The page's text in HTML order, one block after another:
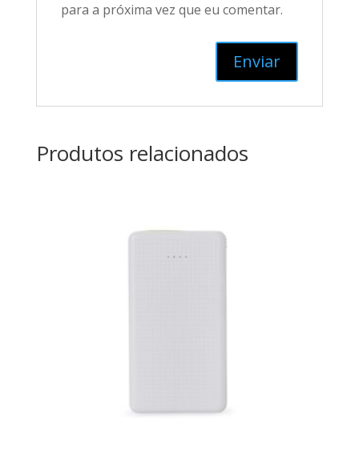
para a próxima vez que eu comentar.
Produtos relacionados